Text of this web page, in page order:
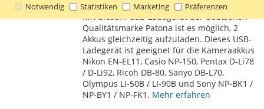
Notwendig Statistiken Marketing Präferenzen
WUNSCHLISTE
HINZUFÜGEN
VERGLEICHSLISTE
HINZUFÜGEN
Mit diesem USB-Ladegerät der deutschen
Qualitätsmarke Patona ist es möglich, 2
Akkus gleichzeitig aufzuladen. Dieses USB-
Ladegerät ist geeignet für die Kameraakkus
Nikon EN-EL11, Casio NP-150, Pentax D-Li78
/ D-Li92, Ricoh DB-80, Sanyo DB-L70,
Olympus LI-50B / LI-90B und Sony NP-BK1 /
NP-BY1 / NP-FK1. Mehr erfahren